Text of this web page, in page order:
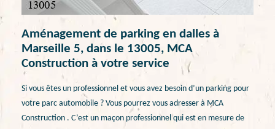
Aménagement de parking en dalles à
Marseille 5, dans le 13005, MCA
Construction à votre service
Si vous êtes un professionnel et vous avez besoin d’un parking pour
votre parc automobile ? Vous pourrez vous adresser à MCA
Construction . C’est un maçon professionnel qui est en mesure de